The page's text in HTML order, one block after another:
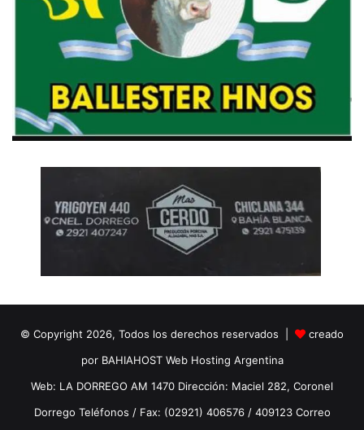
© Copyright 2026, Todos los derechos reservados |
creado
por BAHIAHOST Web Hosting Argentina
Web: LA DORREGO AM 1470 Dirección: Maciel 282, Coronel
Dorrego Teléfonos / Fax: (02921) 406576 / 409123 Correo